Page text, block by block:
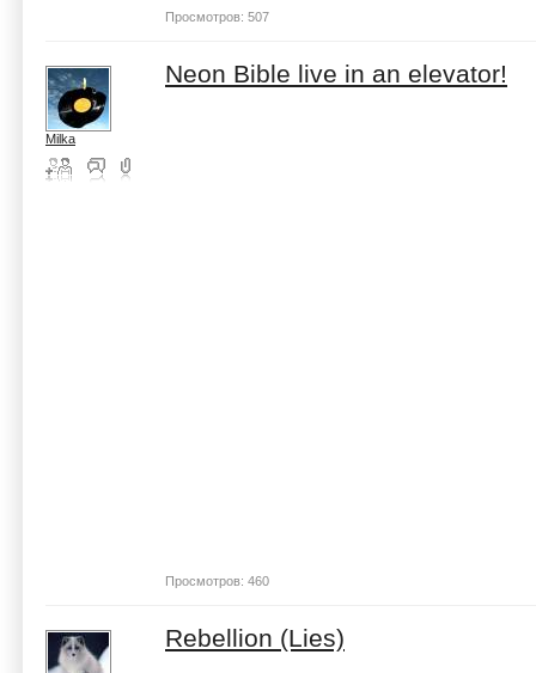
Просмотров: 507
Milka
Neon Bible live in an elevator!
Просмотров: 460
Rebellion (Lies)